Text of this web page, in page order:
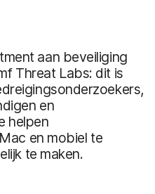
aan beveiliging
Threat Labs: dit is
en
helpen
en mobiel te
te maken.